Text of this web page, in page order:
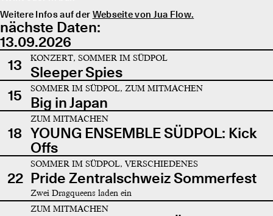
Weitere Infos auf der Webseite von Jua Flow.
nächste Daten:
13.09.2026
13
KONZERT, SOMMER IM SÜDPOL
Sleeper Spies
15
SOMMER IM SÜDPOL, ZUM MITMACHEN
Big in Japan
18
ZUM MITMACHEN
YOUNG ENSEMBLE SÜDPOL: Kick
Offs
22
SOMMER IM SÜDPOL, VERSCHIEDENES
Pride Zentralschweiz Sommerfest
Zwei Dragqueens laden ein
ZUM MITMACHEN